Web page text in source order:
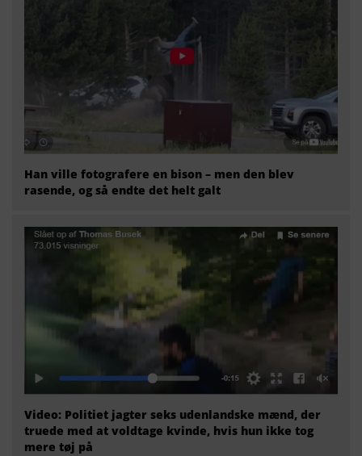
Han ville fotografere en bison – men den blev
rasende, og så endte det helt galt
Video: Politiet jagter seks udenlandske mænd, der
truede med at voldtage kvinde, hvis hun ikke tog
mere tøj på